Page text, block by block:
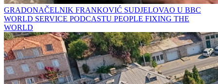
GRADONAČELNIK FRANKOVIĆ SUDJELOVAO U BBC
WORLD SERVICE PODCASTU PEOPLE FIXING THE
WORLD